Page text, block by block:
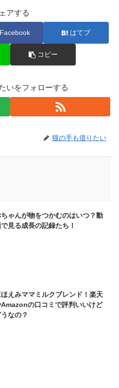
アする
Facebook はてブ
コピー
いをフォローする
猫の手も借りたい
ゃんが物をつかむのはいつ？動
見る成長の記録たち！
えみママミルクブレンド！楽天
の口コミで評判いいけど
うなの？